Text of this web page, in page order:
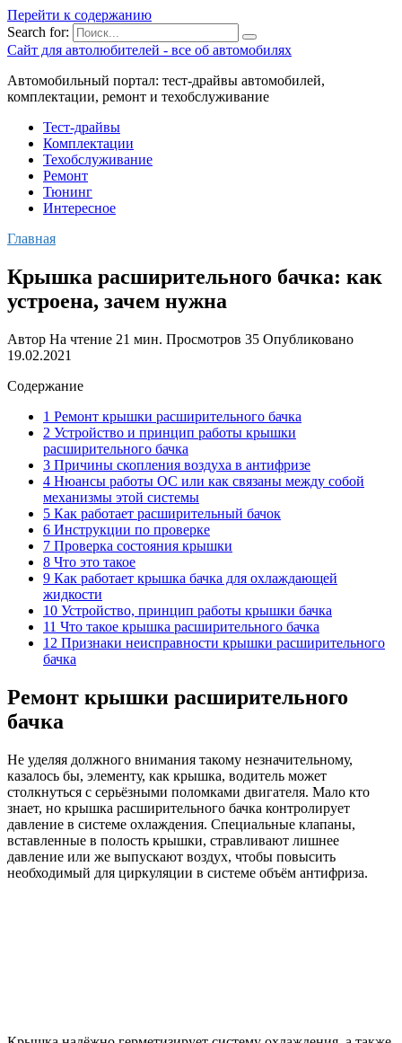
Перейти к содержанию
Search for:
Сайт для автолюбителей - все об автомобилях
Автомобильный портал: тест-драйвы автомобилей,
комплектации, ремонт и техобслуживание
Тест-драйвы
Комплектации
Техобслуживание
Ремонт
Тюнинг
Интересное
Главная
Крышка расширительного бачка: как
устроена, зачем нужна
Автор На чтение 21 мин. Просмотров 35 Опубликовано
19.02.2021
Содержание
1 Ремонт крышки расширительного бачка
2 Устройство и принцип работы крышки
расширительного бачка
3 Причины скопления воздуха в антифризе
4 Нюансы работы ОС или как связаны между собой
механизмы этой системы
5 Как работает расширительный бачок
6 Инструкции по проверке
7 Проверка состояния крышки
8 Что это такое
9 Как работает крышка бачка для охлаждающей
жидкости
10 Устройство, принцип работы крышки бачка
11 Что такое крышка расширительного бачка
12 Признаки неисправности крышки расширительного
бачка
Ремонт крышки расширительного
бачка
Не уделяя должного внимания такому незначительному,
казалось бы, элементу, как крышка, водитель может
столкнуться с серьёзными поломками двигателя. Мало кто
знает, но крышка расширительного бачка контролирует
давление в системе охлаждения. Специальные клапаны,
вставленные в полость крышки, стравливают лишнее
давление или же выпускают воздух, чтобы повысить
необходимый для циркуляции в системе объём антифриза.